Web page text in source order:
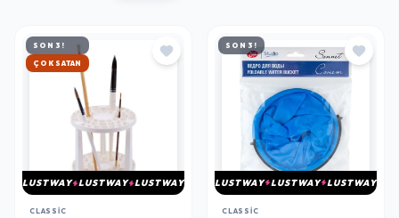
SON 3!
HIZLI KARGO
LUSTWAY LUSTWAY LUSTWAY
CLASSIC
SON 3!
LUSTWAY LUSTWAY LUSTWAY
CLASSIC